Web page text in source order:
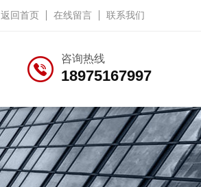
返回首页 在线留言 联系我们
咨询热线
18975167997